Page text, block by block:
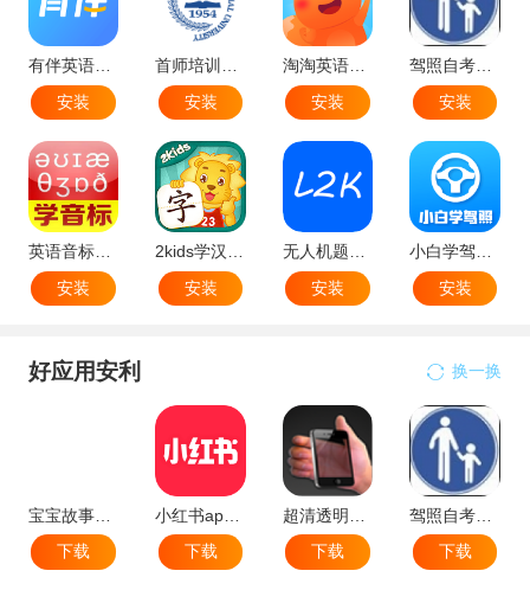
有伴英语app手机安卓版
安装
安装
淘淘英语app手机版
安装
安装
英语音标速记电子版
安装
安装
安装
安装
好应用安利 换一换
宝宝故事大全
下载
下载
下载
下载